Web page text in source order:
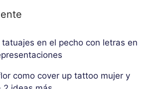
tatuajes en el pecho con letras en
como cover up tattoo mujer y